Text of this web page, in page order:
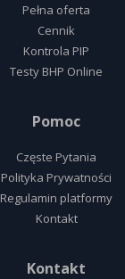
Pełna oferta
Cennik
Kontrola PIP
Testy BHP Online
Pomoc
Częste Pytania
Polityka Prywatności
Regulamin platformy
Kontakt
Kontakt